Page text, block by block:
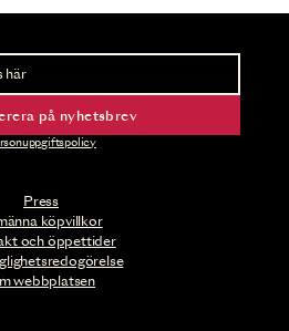
Press
köpvillkor
och öppettider
webbplatsen
och biljettsläpp.
på nyhetsbrev